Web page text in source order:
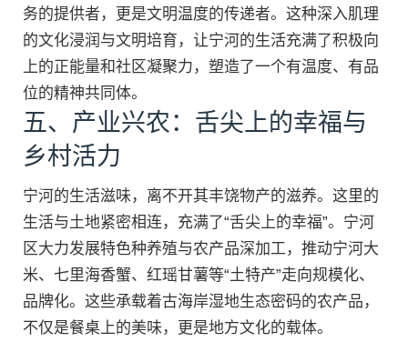
务的提供者，更是文明温度的传递者。这种深入肌理
的文化浸润与文明培育，让宁河的生活充满了积极向
上的正能量和社区凝聚力，塑造了一个有温度、有品
位的精神共同体。
五、产业兴农：舌尖上的幸福与
乡村活力
宁河的生活滋味，离不开其丰饶物产的滋养。这里的
生活与土地紧密相连，充满了“舌尖上的幸福”。宁河
区大力发展特色种养殖与农产品深加工，推动宁河大
米、七里海香蟹、红瑶甘薯等“土特产”走向规模化、
品牌化。这些承载着古海岸湿地生态密码的农产品，
不仅是餐桌上的美味，更是地方文化的载体。